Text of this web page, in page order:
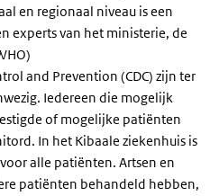
en regionaal niveau is een
experts van het ministerie, de
and Prevention (CDC) zijn ter
Iedereen die mogelijk
of mogelijke patiënten
In het Kibaale ziekenhuis is
alle patiënten. Artsen en
patiënten behandeld hebben,